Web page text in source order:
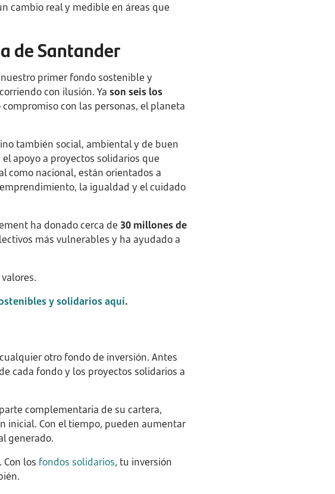
cambio real y medible en áreas que
de Santander
primer fondo sostenible y
con ilusión. Ya son seis los
con las personas, el planeta
también social, ambiental y de buen
apoyo a proyectos solidarios que
como nacional, están orientados a
la igualdad y el cuidado
ha donado cerca de 30 millones de
más vulnerables y ha ayudado a
y solidarios aquí.
otro fondo de inversión. Antes
cada fondo y los proyectos solidarios a
complementaria de su cartera,
inicial. Con el tiempo, pueden aumentar
generado.
los fondos solidarios, tu inversión